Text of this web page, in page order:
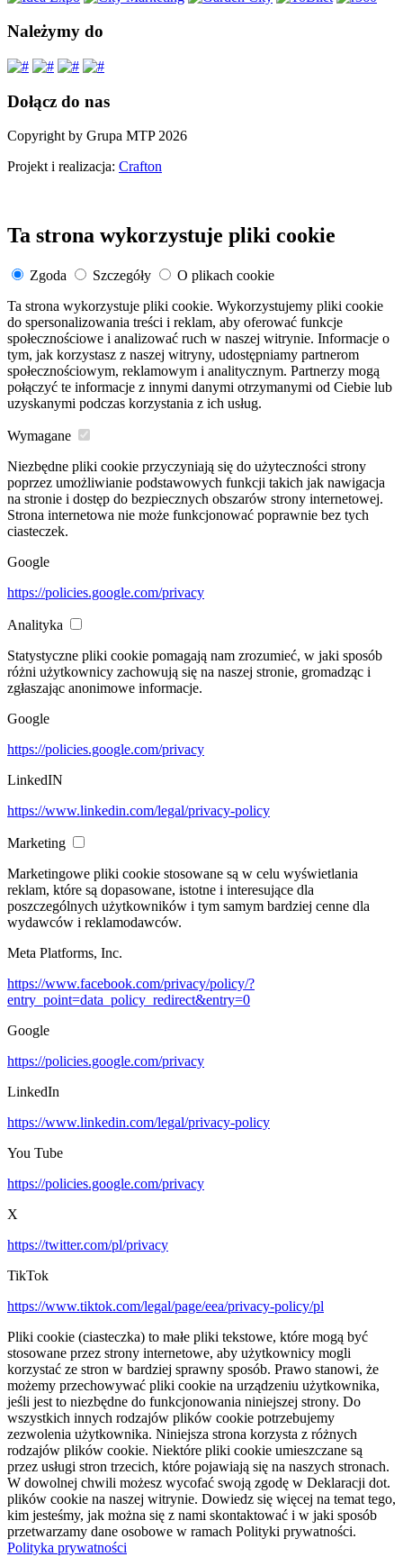
Należymy do
Dołącz do nas
Copyright by Grupa MTP 2026
Projekt i realizacja: Crafton
Ta strona wykorzystuje pliki cookie
Zgoda Szczegóły
O plikach cookie
Ta strona wykorzystuje pliki cookie. Wykorzystujemy pliki cookie
do spersonalizowania treści i reklam, aby oferować funkcje
społecznościowe i analizować ruch w naszej witrynie. Informacje o
tym, jak korzystasz z naszej witryny, udostępniamy partnerom
społecznościowym, reklamowym i analitycznym. Partnerzy mogą
połączyć te informacje z innymi danymi otrzymanymi od Ciebie lub
uzyskanymi podczas korzystania z ich usług.
Wymagane
Niezbędne pliki cookie przyczyniają się do użyteczności strony
poprzez umożliwianie podstawowych funkcji takich jak nawigacja
na stronie i dostęp do bezpiecznych obszarów strony internetowej.
Strona internetowa nie może funkcjonować poprawnie bez tych
ciasteczek.
Google
https://policies.google.com/privacy
Analityka
Statystyczne pliki cookie pomagają nam zrozumieć, w jaki sposób
różni użytkownicy zachowują się na naszej stronie, gromadząc i
zgłaszając anonimowe informacje.
Google
https://policies.google.com/privacy
LinkedIN
https://www.linkedin.com/legal/privacy-policy
Marketing
Marketingowe pliki cookie stosowane są w celu wyświetlania
reklam, które są dopasowane, istotne i interesujące dla
poszczególnych użytkowników i tym samym bardziej cenne dla
wydawców i reklamodawców.
Meta Platforms, Inc.
https://www.facebook.com/privacy/policy/?
entry_point=data_policy_redirect&entry=0
Google
https://policies.google.com/privacy
LinkedIn
https://www.linkedin.com/legal/privacy-policy
You Tube
https://policies.google.com/privacy
X
https://twitter.com/pl/privacy
TikTok
https://www.tiktok.com/legal/page/eea/privacy-policy/pl
Pliki cookie (ciasteczka) to małe pliki tekstowe, które mogą być
stosowane przez strony internetowe, aby użytkownicy mogli
korzystać ze stron w bardziej sprawny sposób. Prawo stanowi, że
możemy przechowywać pliki cookie na urządzeniu użytkownika,
jeśli jest to niezbędne do funkcjonowania niniejszej strony. Do
wszystkich innych rodzajów plików cookie potrzebujemy
zezwolenia użytkownika. Niniejsza strona korzysta z różnych
rodzajów plików cookie. Niektóre pliki cookie umieszczane są
przez usługi stron trzecich, które pojawiają się na naszych stronach.
W dowolnej chwili możesz wycofać swoją zgodę w Deklaracji dot.
plików cookie na naszej witrynie. Dowiedz się więcej na temat tego,
kim jesteśmy, jak można się z nami skontaktować i w jaki sposób
przetwarzamy dane osobowe w ramach Polityki prywatności.
Polityka prywatności